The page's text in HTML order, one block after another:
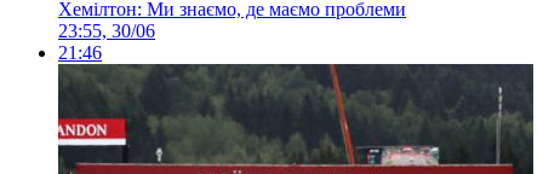
Хемілтон: Ми знаємо, де маємо проблеми
23:55, 30/06
21:46